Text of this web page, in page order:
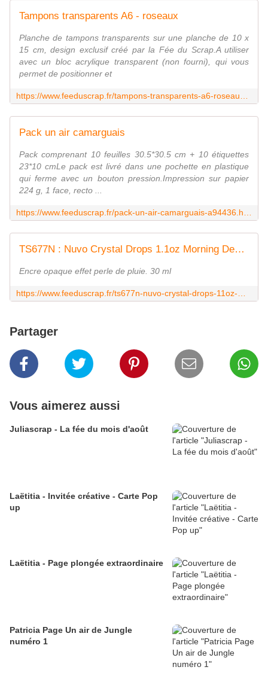
Tampons transparents A6 - roseaux
Planche de tampons transparents sur une planche de 10 x
15 cm, design exclusif créé par la Fée du Scrap.A utiliser
avec un bloc acrylique transparent (non fourni), qui vous
permet de positionner et
Pack un air camarguais
Pack comprenant 10 feuilles 30.5*30.5 cm + 10 étiquettes
23*10 cmLe pack est livré dans une pochette en plastique
qui ferme avec un bouton pression.Impression sur papier
224 g, 1 face, recto ...
TS677N : Nuvo Crystal Drops 1.1oz Morning Dew fee du scrap
Encre opaque effet perle de pluie. 30 ml
Partager
Vous aimerez aussi
Juliascrap - La fée du mois d'août
Laëtitia - Invitée créative - Carte Pop
up
Laëtitia - Page plongée extraordinaire
Patricia Page Un air de Jungle
numéro 1